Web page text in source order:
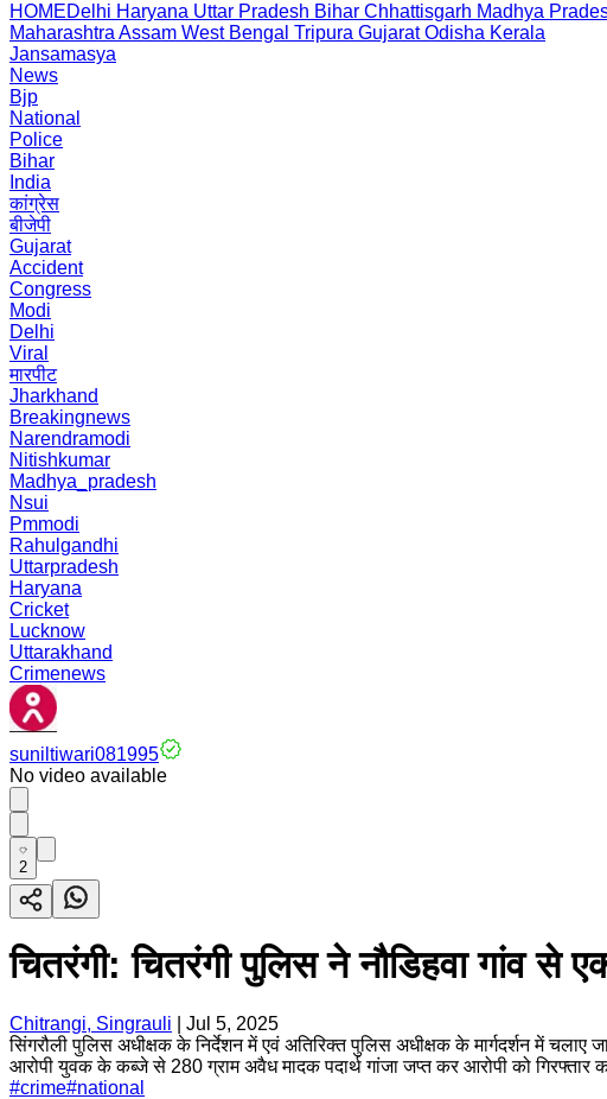
HOMEDelhi Haryana Uttar Pradesh Bihar Chhattisgarh Madhya
Maharashtra Assam West Bengal Tripura Gujarat Odisha Kerala
Jansamasya
News
Bjp
National
Police
Bihar
India
कांग्रेस
बीजेपी
Gujarat
Accident
Congress
Modi
Delhi
Viral
मारपीट
Jharkhand
Breakingnews
Narendramodi
Nitishkumar
Madhya_pradesh
Nsui
Pmmodi
Rahulgandhi
Uttarpradesh
Haryana
Cricket
Lucknow
Uttarakhand
Crimenews
suniltiwari081995
No video available
2
चितरंगी: चितरंगी पुलिस ने नौडिहवा गांव से
Chitrangi, Singrauli
Jul 5, 2025
सिंगरौली पुलिस अधीक्षक के निर्देशन में एवं अतिरिक्त पुलिस अधीक्षक के मार्गदर्शन में
आरोपी युवक के कब्जे से 280 ग्राम अवैध मादक पदार्थ गांजा जप्त कर आरोपी को गिरफ्तार कर
#crime#national